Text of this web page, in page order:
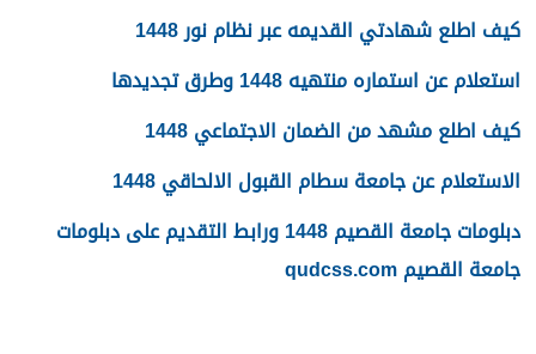
كيف اطلع شهادتي القديمه عبر نظام نور 1448
استعلام عن استماره منتهيه 1448 وطرق تجديدها
كيف اطلع مشهد من الضمان الاجتماعي 1448
الاستعلام عن جامعة سطام القبول الالحاقي 1448
دبلومات جامعة القصيم 1448 ورابط التقديم على دبلومات
جامعة القصيم qudcss.com